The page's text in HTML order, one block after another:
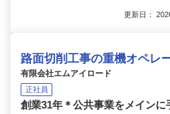
更新日：
路面切削工事の重機オペレ
有限会社エムアイロード
正社員
創業31年＊公共事業をメイン